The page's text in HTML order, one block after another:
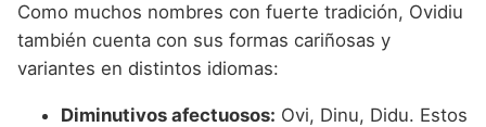
Como muchos nombres con fuerte tradición, Ovidiu
también cuenta con sus formas cariñosas y
variantes en distintos idiomas:
Diminutivos afectuosos: Ovi, Dinu, Didu. Estos